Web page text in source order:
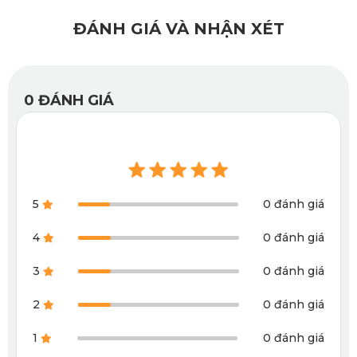
thì bạn có thể yên tâm trải nghiệm. Không có tình trạng thảm
Chất liệu 100% PVC nguyên sinh, không tạo mùi ngay cả
khi sử dụng lâu dài. Chịu được nhiệt độ khắc nghiệt, không
thấp. Độ bền được kiểm định, check, test chặt chẽ. Bạn có
mùi hoặc trầy xước tốt hơn.)
ĐÁNH GIÁ VÀ NHẬN XÉT
0 ĐÁNH GIÁ
5 0 đánh giá
4 0 đánh giá
3 0 đánh giá
2 0 đánh giá
1 0 đánh giá